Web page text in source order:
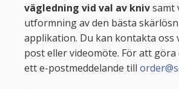
vägledning vid val av knivsamt
utformning av den bästa
applikation. Du kan kontakta oss
post eller videomöte. För att göra
ett e-postmeddelande till